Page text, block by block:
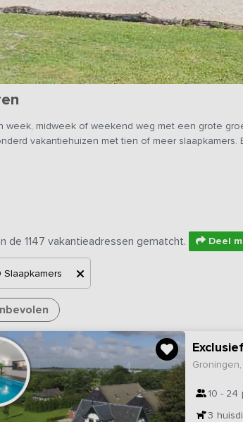
week, midweek of weekend weg met een grote
vakantiehuizen met tien of meer
de 1147 vakantieadressen gematcht. Deel
Slaapkamers
10 - 24
3